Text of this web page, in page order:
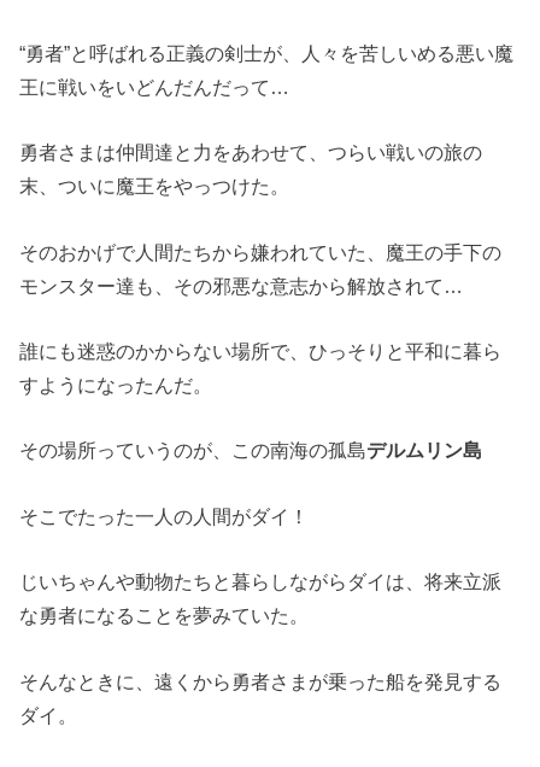
“勇者”と呼ばれる正義の剣士が、人々を苦しいめる悪い魔
王に戦いをいどんだんだって…
勇者さまは仲間達と力をあわせて、つらい戦いの旅の
末、ついに魔王をやっつけた。
そのおかげで人間たちから嫌われていた、魔王の手下の
モンスター達も、その邪悪な意志から解放されて…
誰にも迷惑のかからない場所で、ひっそりと平和に暮ら
すようになったんだ。
その場所っていうのが、この南海の孤島デルムリン島
そこでたった一人の人間がダイ！
じいちゃんや動物たちと暮らしながらダイは、将来立派
な勇者になることを夢みていた。
そんなときに、遠くから勇者さまが乗った船を発見する
ダイ。